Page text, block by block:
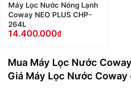
Máy Lọc Nước Nóng Lạnh
Coway NEO PLUS CHP-
264L
14.400.000
Mua Máy Lọc Nước
Giá Máy Lọc Nước Coway